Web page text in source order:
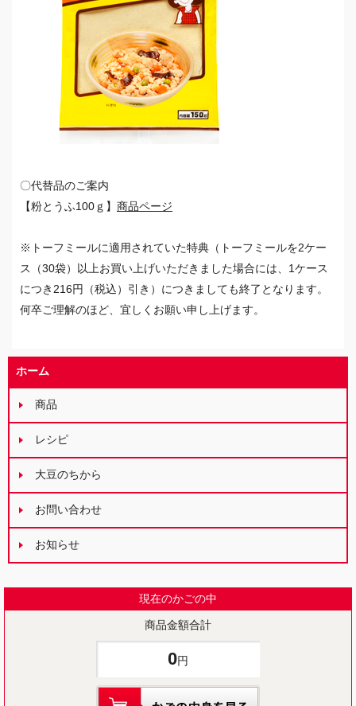
〇代替品のご案内
【粉とうふ100ｇ】 商品ページ
※トーフミールに適用されていた特典（トーフミールを2ケー
ス（30袋）以上お買い上げいただきました場合には、1ケース
につき216円（税込）引き）につきましても終了となります。
何卒ご理解のほど、宜しくお願い申し上げます。
ホーム
商品
レシピ
大豆のちから
お問い合わせ
お知らせ
現在のかごの中
商品金額合計
0円